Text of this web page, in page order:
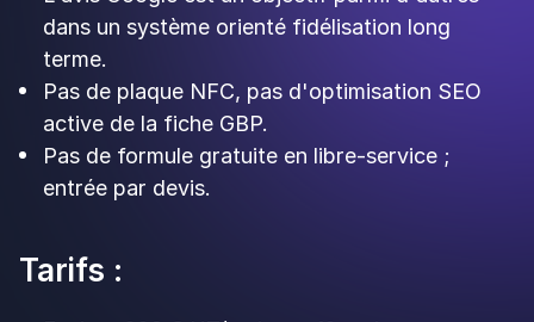
orienté fidélisation long terme. Up Review fait de
la collecte d'avis sa priorité. Si votre objectif est
de faire monter votre note Google rapidement,
Up Review est plus focalisé et moins cher.
4. Up Review a-t-il une garantie ROI comme
Kadow Club ?
Non. Kadow annonce une garantie ROI sous